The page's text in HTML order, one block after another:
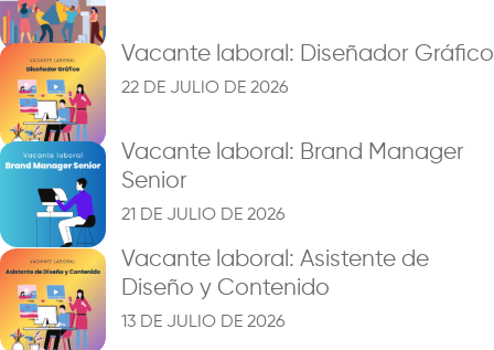
Vacante laboral: Diseñador Gráfico
22 DE JULIO DE 2026
Vacante laboral: Brand Manager
Senior
21 DE JULIO DE 2026
Vacante laboral: Asistente de
Diseño y Contenido
13 DE JULIO DE 2026